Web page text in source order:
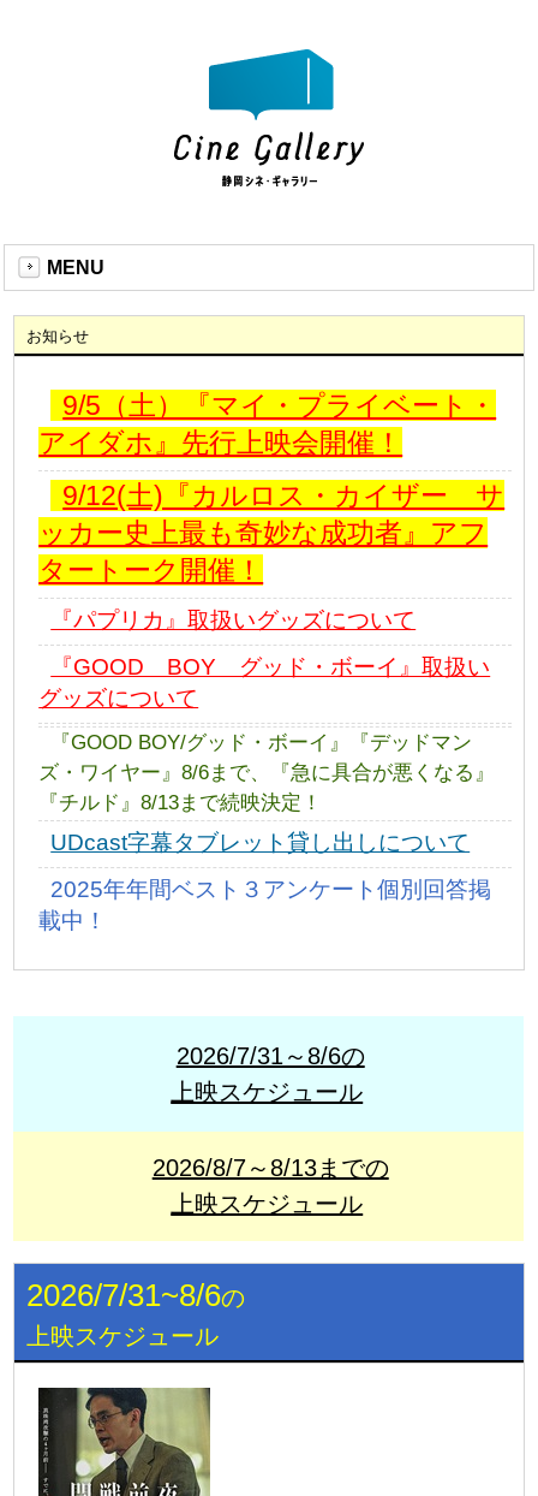
MENU
お知らせ
9/5（土）『マイ・プライベート・
アイダホ』先行上映会開催！
9/12(土)『カルロス・カイザー サ
ッカー史上最も奇妙な成功者』アフ
タートーク開催！
『パプリカ』取扱いグッズについて
『GOOD BOY グッド・ボーイ』取扱い
グッズについて
『GOOD BOY/グッド・ボーイ』『デッドマン
ズ・ワイヤー』8/6まで、『急に具合が悪くなる』
『チルド』8/13まで続映決定！
UDcast字幕タブレット貸し出しについて
2025年年間ベスト３アンケート個別回答掲
載中！
2026/7/31～8/6の
上映スケジュール
2026/8/7～8/13までの
上映スケジュール
2026/7/31~8/6の
上映スケジュール